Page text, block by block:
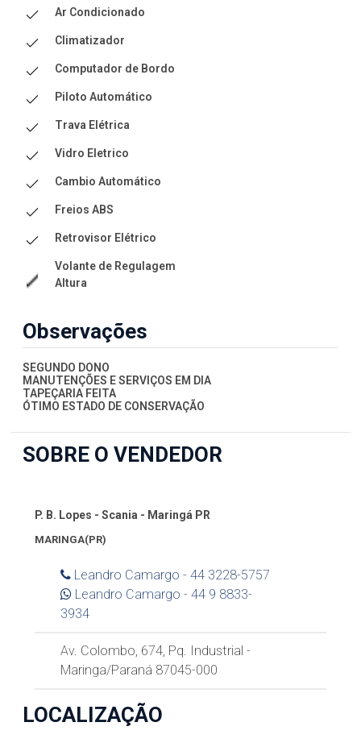
Ar Condicionado
Climatizador
Computador de Bordo
Piloto Automático
Trava Elétrica
Vidro Eletrico
Cambio Automático
Freios ABS
Retrovisor Elétrico
Volante de Regulagem
Altura
Observações
SEGUNDO DONO
MANUTENÇÕES E SERVIÇOS EM DIA
TAPEÇARIA FEITA
ÓTIMO ESTADO DE CONSERVAÇÃO
SOBRE O VENDEDOR
P. B. Lopes - Scania - Maringá PR
MARINGA(PR)
Leandro Camargo -44 3228-5757
Leandro Camargo -44 9 8833-
3934
Av. Colombo, 674, Pq. Industrial -
Maringa/Paraná 87045-000
LOCALIZAÇÃO